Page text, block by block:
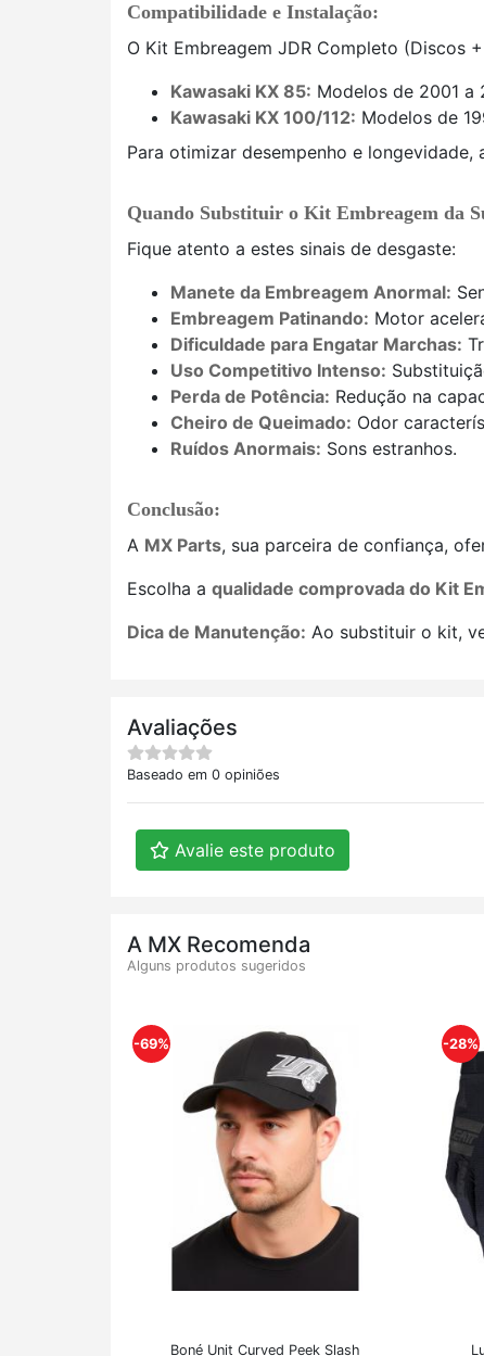
Compatibilidade e Instalação:
O Kit Embreagem JDR Completo (Discos
Kawasaki KX 85: Modelos de 2001 a
Kawasaki KX 100/112: Modelos de
Para otimizar desempenho e
Quando Substituir o Kit Embreagem da
Fique atento a estes sinais de desgaste:
Manete da Embreagem Anormal:
Embreagem Patinando: Motor
Dificuldade para Engatar Marchas:
Uso Competitivo Intenso:
Perda de Potência: Redução na
Cheiro de Queimado: Odor
Ruídos Anormais: Sons estranhos.
Conclusão:
A MX Parts, sua parceira de confiança,
Escolha a qualidade comprovada do Kit
Dica de Manutenção: Ao substituir o kit,
Avaliações
Baseado em 0 opiniões
Avalie este produto
A MX Recomenda
Alguns produtos sugeridos
-69%
Boné Unit Curved Peek Slash
-28%